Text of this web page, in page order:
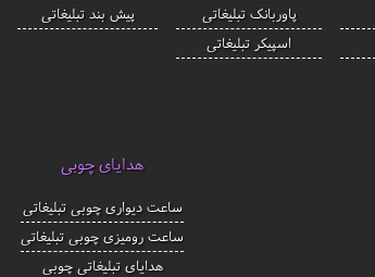
پاوربانک تبلیغاتی
اسپیکر تبلیغاتی
پیش بند تبلیغاتی
هدایای چوبی
ساعت دیواری چوبی تبلیغاتی
ساعت رومیزی چوبی تبلیغاتی
هدایای تبلیغاتی چوبی